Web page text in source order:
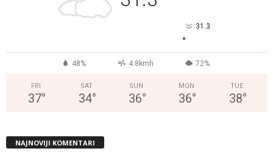
31.3
°
48% 4.8kmh 72%
FRI
37°
SAT
34°
SUN
36°
MON
36°
TUE
38°
NAJNOVIJI KOMENTARI